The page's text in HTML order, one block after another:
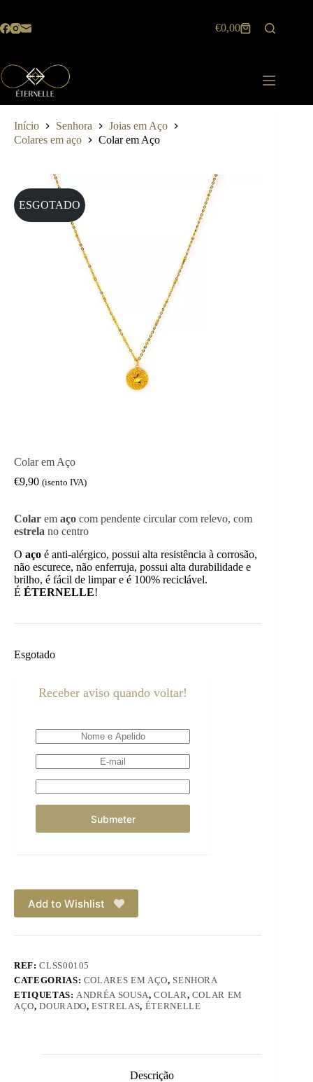
o
Carrinho
€0,00
Início Senhora
Joias em Aço
Colares em aço
Colar em Aço
ESGOTADO
Colar em Aço
€9,90 (isento IVA)
Colar em aço com pendente circular com relevo, com
estrela no centro
O aço é anti-alérgico, possui alta resistência à corrosão,
não escurece, não enferruja, possui alta durabilidade e
brilho, é fácil de limpar e é 100% reciclável.
É ÉTERNELLE!
Esgotado
Receber aviso quando voltar!
Add to Wishlist
REF:CLSS00105
CATEGORIAS: COLARES EM AÇO, SENHORA
ETIQUETAS:ANDRÉA SOUSA,COLAR, COLAR EM
AÇO,DOURADO,ESTRELAS, ÉTERNELLE
Descrição